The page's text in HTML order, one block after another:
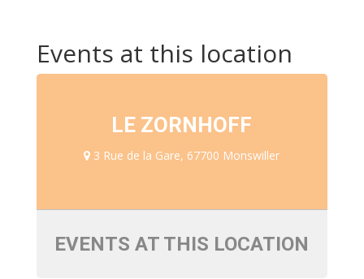
Events at this location
LE ZORNHOFF
3 Rue de la Gare, 67700 Monswiller
EVENTS AT THIS LOCATION